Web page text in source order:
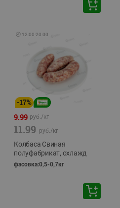
🕘 12:00-20:00
-17%
9.99 руб./кг
11.99 руб./кг
Колбаса Свиная
полуфабрикат, охлажд
фасовка:0,5-0,7кг